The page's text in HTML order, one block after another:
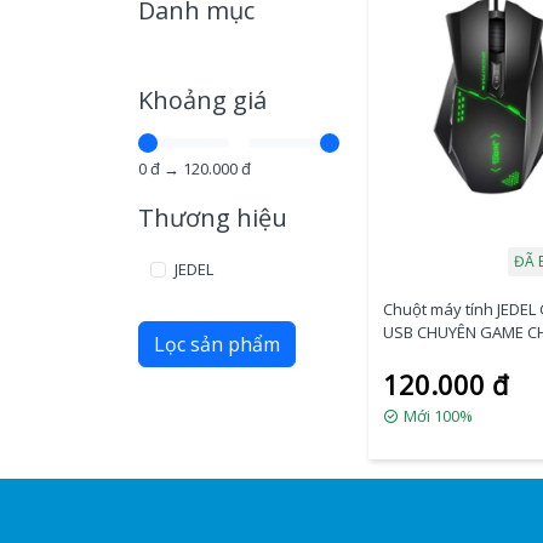
Danh mục
Khoảng giá
0đ → 120.000đ
Thương hiệu
JEDEL
Lọc sản phẩm
ĐÃ
Chuột máy tính JEDEL
USB CHUYÊN GAME
120.000 đ
Mới 100%